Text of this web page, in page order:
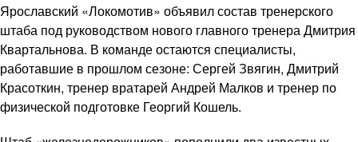
Ярославский «Локомотив» объявил состав тренерского
штаба под руководством нового главного тренера Дмитрия
Квартальнова. В команде остаются специалисты,
работавшие в прошлом сезоне: Сергей Звягин, Дмитрий
Красоткин, тренер вратарей Андрей Малков и тренер по
физической подготовке Георгий Кошель.